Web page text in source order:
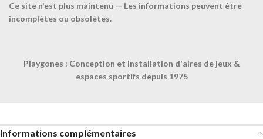
Ce site n'est plus maintenu — Les informations peuvent être
incomplètes ou obsolètes.
Playgones : Conception et installation d'aires de jeux &
espaces sportifs depuis 1975
Confiez-nous la pose
063209
Chasubles, foulards et ceintures
Informations complémentaires